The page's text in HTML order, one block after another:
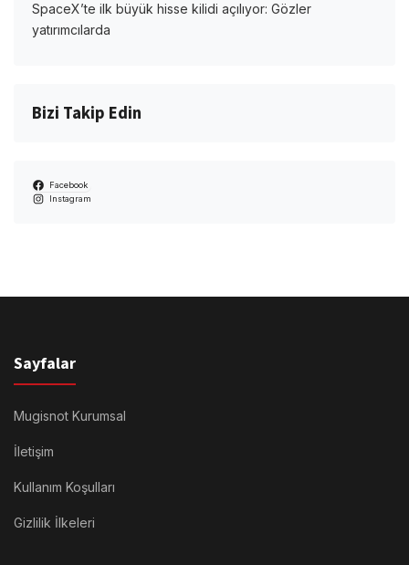
SpaceX’te ilk büyük hisse kilidi açılıyor: Gözler
yatırımcılarda
Bizi Takip Edin
Facebook
Instagram
Sayfalar
Mugisnot Kurumsal
İletişim
Kullanım Koşulları
Gizlilik İlkeleri